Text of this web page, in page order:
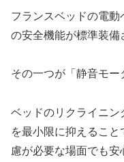
フランスベッドの電
の安全機能が標準装備
その一つが「静音モー
ベッドのリクライニ
を最小限に抑えるこ
慮が必要な場面でも安